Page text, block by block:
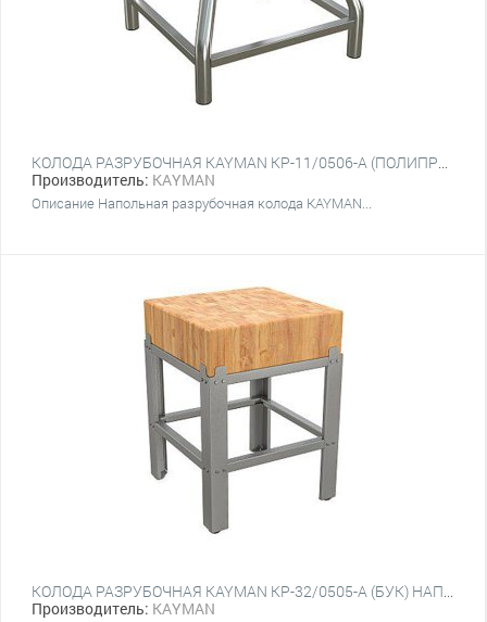
КОЛОДА РАЗРУБОЧНАЯ KAYMAN КР-11/0506-А (ПОЛИПРОПИЛЕН) НАПОЛЬНАЯ
Производитель: KAYMAN
Описание Напольная разрубочная колода KAYMAN...
КОЛОДА РАЗРУБОЧНАЯ KAYMAN КР-32/0505-А (БУК) НАПОЛЬНАЯ
Производитель: KAYMAN